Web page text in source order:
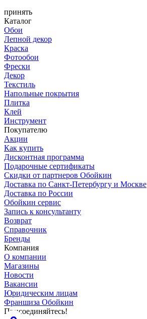
принять
Каталог
Обои
Лепной декор
Краска
Фотообои
Фрески
Декор
Текстиль
Напольные покрытия
Плитка
Клей
Инструмент
Покупателю
Акции
Как купить
Дисконтная программа
Подарочные сертификаты
Скидки от партнеров Обойкин
Доставка по Санкт-Петербургу и Москве
Доставка по России
Обойкин сервис
Запись к консультанту
Возврат
Справочник
Бренды
Компания
О компании
Магазины
Новости
Вакансии
Юридическим лицам
Франшиза Обойкин
Присоединяйтесь!